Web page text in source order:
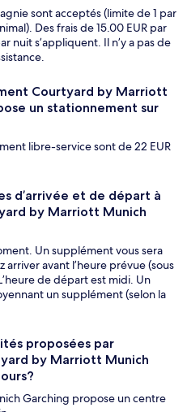
sont acceptés (limite de 1 par
Des frais de 15.00 EUR par
nuit s’appliquent. Il n’y a pas de
Courtyard by Marriott
un stationnement sur
libre-service sont de 22 EUR
d’arrivée et de départ à
by Marriott Munich
Un supplément vous sera
arriver avant l’heure prévue (sous
de départ est midi. Un
un supplément (selon la
proposées par
by Marriott Munich
Garching propose un centre